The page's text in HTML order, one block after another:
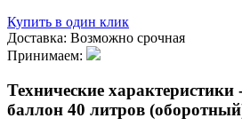
Купить в один клик
Доставка: Возможно срочная
Принимаем:
Технические
баллон 40 литров